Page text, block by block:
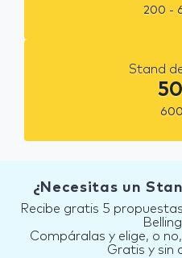
200 -
Stand
50
600
¿Necesitas un
Recibe gratis 5
Compáralas y elige, o
Gratis y sin